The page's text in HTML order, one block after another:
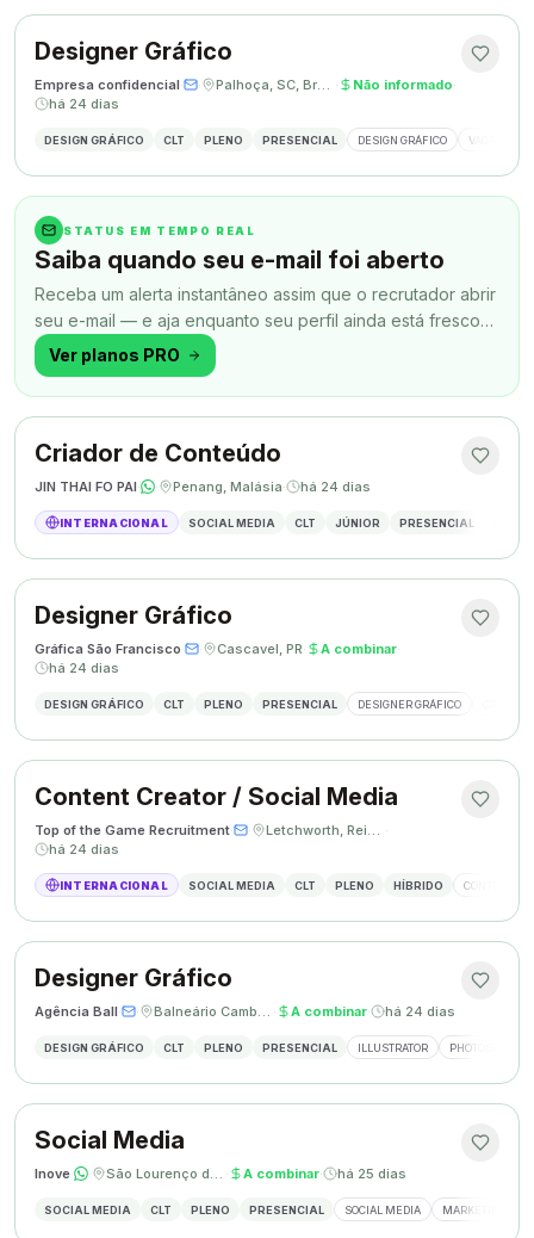
Designer Gráfico
Empresa confidencial· · Palhoça, SC, Brasil · Não informado·
há 24 dias
DESIGN GRÁFICO CLT PLENO PRESENCIAL DESIGN GRÁFICO VAGA
STATUS EM TEMPO REAL
Saiba quando seu e-mail foi aberto
Receba um alerta instantâneo assim que o recrutador abrir
seu e-mail — e aja enquanto seu perfil ainda está fresco
na memória.
Ver planos PRO
Criador de Conteúdo
JIN THAI FO PAI· · Penang, Malásia· há 24 dias
INTERNACIONAL SOCIAL MEDIA CLT JÚNIOR PRESENCIAL
Designer Gráfico
Gráfica São Francisco· · Cascavel, PR· A combinar·
há 24 dias
DESIGN GRÁFICO CLT PLENO PRESENCIAL DESIGNER GRÁFICO
Content Creator / Social Media
Top of the Game Recruitment· · Letchworth, Reino Unido ·
há 24 dias
INTERNACIONAL SOCIAL MEDIA CLT PLENO HÍBRIDO CONTENT
Designer Gráfico
Agência Ball· · Balneário Camboriú, SC · A combinar· há 24 dias
DESIGN GRÁFICO CLT PLENO PRESENCIAL ILLUSTRATOR PHOTOSHOP
Social Media
Inove· · São Lourenço do Oeste, SC · A combinar· há 25 dias
SOCIAL MEDIA CLT PLENO PRESENCIAL SOCIAL MEDIA MARKETING